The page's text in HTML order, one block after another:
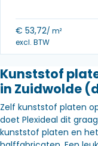
€ 53,72/ m²
excl. BTW
Kunststof
in Zuidwolde
Zelf kunststof platen
doet Plexideal dit
kunststof platen en